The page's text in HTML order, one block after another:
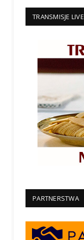
TRANSMISJE LIVE
PARTNERSTWA